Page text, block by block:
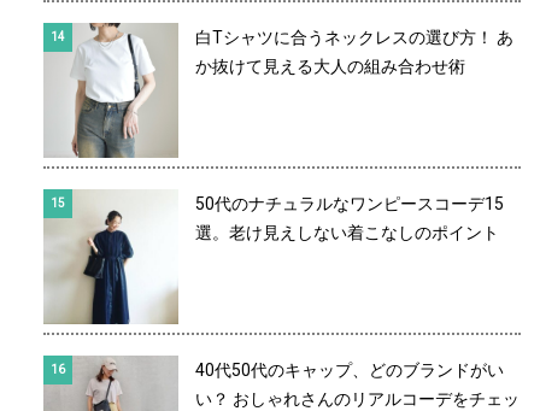
白Tシャツに合うネックレスの選び方！ あ
か抜けて見える大人の組み合わせ術
50代のナチュラルなワンピースコーデ15
選。老け見えしない着こなしのポイント
40代50代のキャップ、どのブランドがい
い？ おしゃれさんのリアルコーデをチェッ